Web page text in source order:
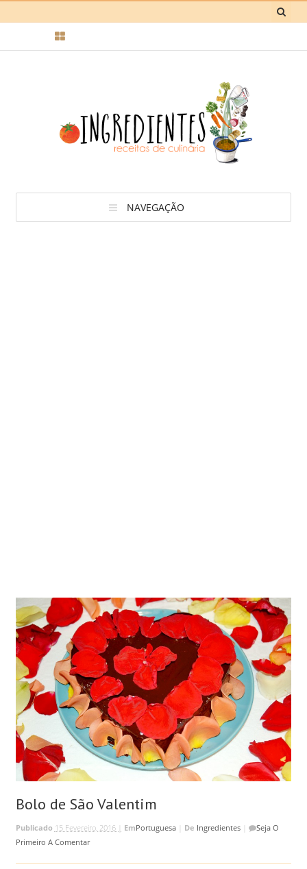
NAVEGAÇÃO
Bolo de São Valentim
Publicado 15 Fevereiro, 2016 | EmPortuguesa| De Ingredientes|
Seja O
Primeiro A Comentar